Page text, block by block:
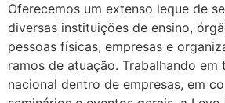
Oferecemos um extenso leque de
diversas instituições de ensino,
pessoas físicas, empresas e
ramos de atuação. Trabalhando
nacional dentro de empresas, em